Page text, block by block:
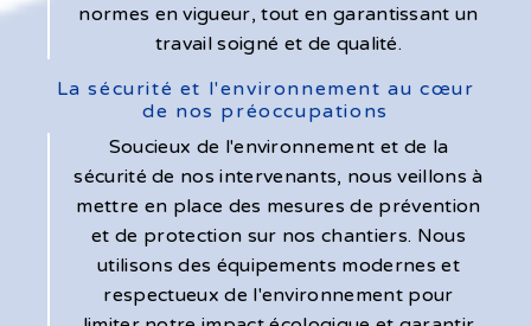
normes en vigueur, tout en garantissant un
travail soigné et de qualité.
La sécurité et l'environnement au cœur
de nos préoccupations
Soucieux de l'environnement et de la
sécurité de nos intervenants, nous veillons à
mettre en place des mesures de prévention
et de protection sur nos chantiers. Nous
utilisons des équipements modernes et
respectueux de l'environnement pour